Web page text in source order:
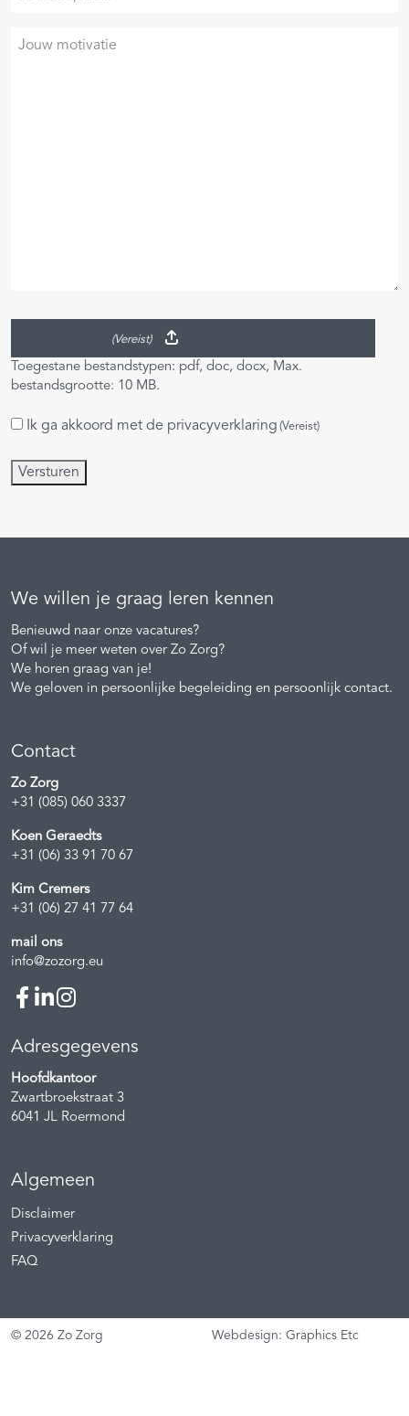
woonplaats
Je
(Vereist)
Toegestane bestandstypen: pdf, doc, docx, Max.
bestandsgrootte: 10 MB.
Instemming
Ik ga akkoord met de privacyverklaring (Vereist)
Versturen
We willen je graag leren kennen
Benieuwd naar onze vacatures?
Of wil je meer weten over Zo Zorg?
We horen graag van je!
We geloven in persoonlijke begeleiding en persoonlijk contact.
Contact
Zo Zorg
+31 (085) 060 3337
Koen Geraedts
+31 (06) 33 91 70 67
Kim Cremers
+31 (06) 27 41 77 64
mail ons
info@zozorg.eu
Adresgegevens
Hoofdkantoor
Zwartbroekstraat 3
6041 JL Roermond
Algemeen
Disclaimer
Privacyverklaring
FAQ
© 2026 Zo Zorg Webdesign: Graphics Etc